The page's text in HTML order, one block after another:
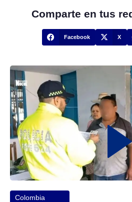
Comparte en tus
Facebook X
Colombia